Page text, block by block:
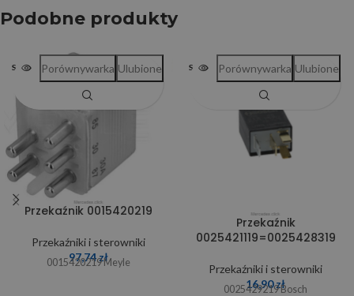
Podobne produkty
SOLD OUT
Przekaźnik 0015420219
Przekaźniki i sterowniki
97,74zł
0015420219 Meyle
Porównywarka Ulubione SOLD OUT
Przekaźnik
0025421119=0025428319
Przekaźniki i sterowniki
16,90zł
0025429219 Bosch
Porównywarka Ulubione